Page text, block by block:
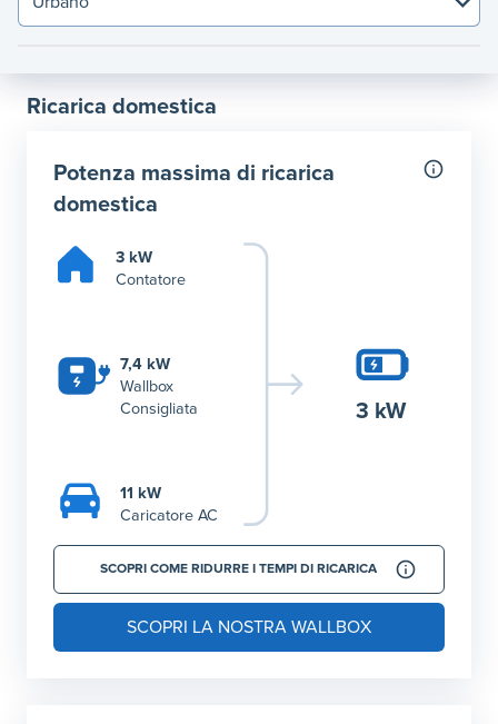
Ricarica domestica
Potenza massima di ricarica
domestica
3 kW
Contatore
7,4 kW
Wallbox
Consigliata
11 kW
Caricatore AC
3 kW
SCOPRI COME RIDURRE I TEMPI DI RICARICA
SCOPRI LA NOSTRA WALLBOX